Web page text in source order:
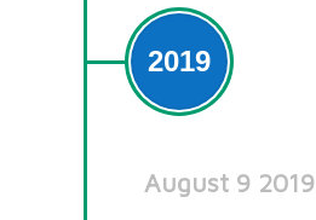
2019
August 9 2019